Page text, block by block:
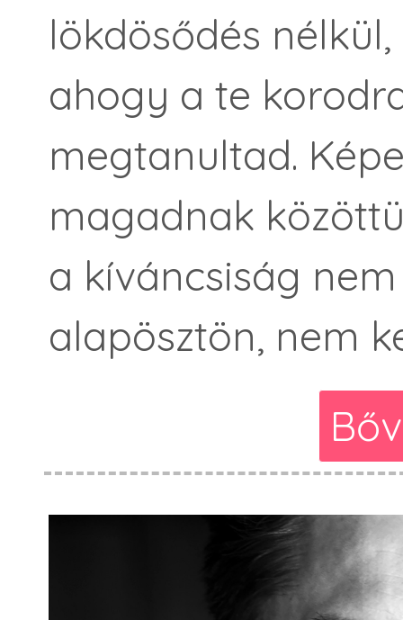
lökdösődés
ahogy a te
megtanultad.
magadnak
a kíváncsiság
alapösztön, nem